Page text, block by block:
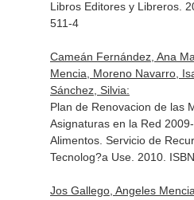
Libros Editores y Libreros.
511-4
Cameán Fernández, Ana
Mencia, Moreno Navarro,
Sánchez, Silvia:
Plan de Renovacion de las
Asignaturas en la Red
Alimentos. Servicio de
Tecnolog?a Use. 2010.
Jos Gallego, Angeles